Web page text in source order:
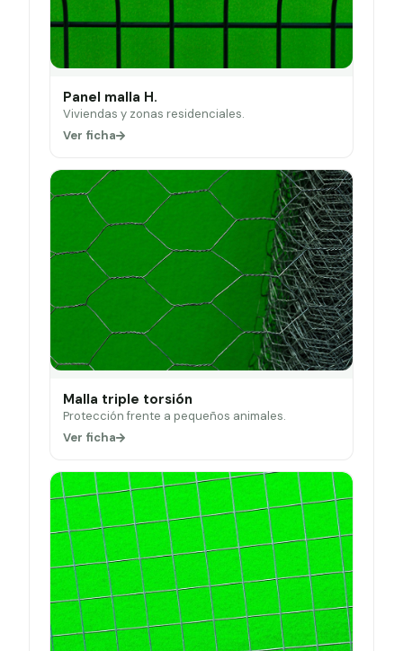
Panel malla H.
Viviendas y zonas residenciales.
Ver ficha
Malla triple torsión
Protección frente a pequeños animales.
Ver ficha